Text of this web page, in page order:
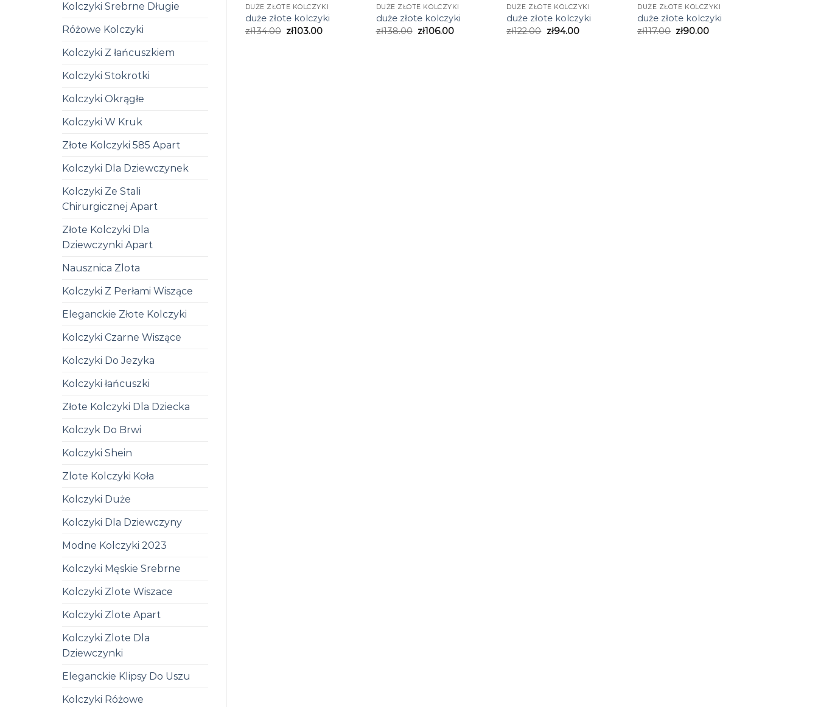
Kolczyki Srebrne Długie
Różowe Kolczyki
Kolczyki Z łańcuszkiem
Kolczyki Stokrotki
Kolczyki Okrągłe
Kolczyki W Kruk
Złote Kolczyki 585 Apart
Kolczyki Dla Dziewczynek
Kolczyki Ze Stali
Chirurgicznej Apart
Złote Kolczyki Dla
Dziewczynki Apart
Nausznica Zlota
Kolczyki Z Perłami Wiszące
Eleganckie Złote Kolczyki
Kolczyki Czarne Wiszące
Kolczyki Do Jezyka
Kolczyki łańcuszki
Złote Kolczyki Dla Dziecka
Kolczyk Do Brwi
Kolczyki Shein
Zlote Kolczyki Koła
Kolczyki Duże
Kolczyki Dla Dziewczyny
Modne Kolczyki 2023
Kolczyki Męskie Srebrne
Kolczyki Zlote Wiszace
Kolczyki Zlote Apart
Kolczyki Zlote Dla
Dziewczynki
Eleganckie Klipsy Do Uszu
Kolczyki Różowe
DUŻE ZŁOTE KOLCZYKI
duże złote kolczyki
zł134.00 zł103.00
DUŻE ZŁOTE KOLCZYKI
duże złote kolczyki
zł138.00 zł106.00
DUŻE ZŁOTE KOLCZYKI
duże złote kolczyki
zł122.00 zł94.00
DUŻE ZŁOTE KOLCZYKI
duże złote kolczyki
zł117.00 zł90.00